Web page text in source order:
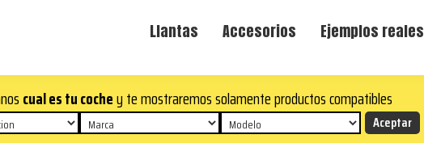
Llantas Accesorios Ejemplos reales
cual es tu cochey te mostraremos solamente productos compatibles